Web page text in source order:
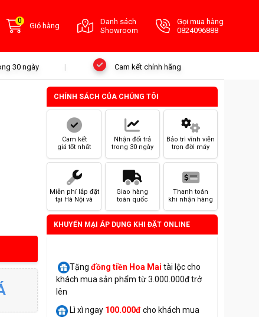
0
Giỏ hàng
Danh sách
Showroom
Gọi mua hàng
0824096888
30 ngày Cam kết chính hãng
CHÍNH SÁCH CỦA CHÚNG TÔI
Cam kết
giá tốt nhất
Nhận đổi trả
trong 30 ngày
Bảo trì vĩnh viễn
trọn đời máy
Miễn phí lắp đặt
tại Hà Nội và
Giao hàng
toàn quốc
Thanh toán
khi nhận hàng
KHUYẾN MẠI ÁP DỤNG KHI ĐẶT ONLINE
Tặngđồng tiền Hoa Mai tài lộc cho
khách mua sản phẩm từ 3.000.000đ trở
lên
Lì xì ngay 100.000đcho khách mua